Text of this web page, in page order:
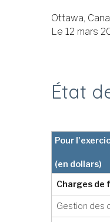
Ottawa,
Le 12 mars
État
Pour
(en dollars)
Charges de
Gestion des